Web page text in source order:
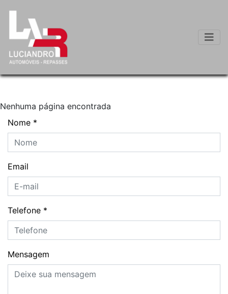
Nenhuma página encontrada
Nome *
Email
Telefone *
Mensagem